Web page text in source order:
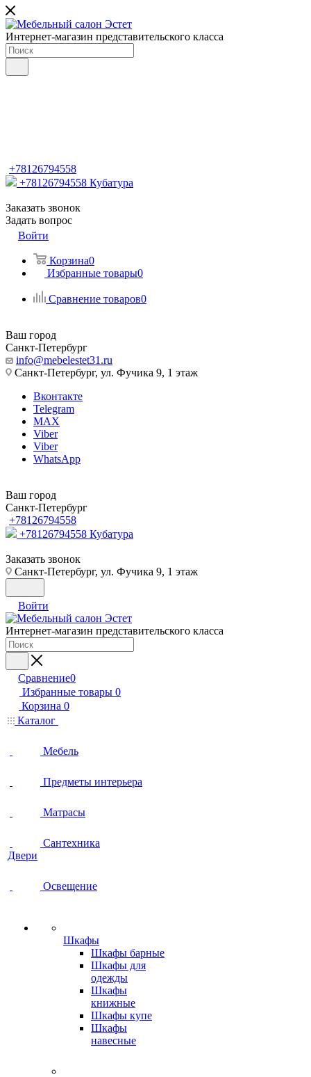
Интернет-магазин представительского класса
+78126794558
+78126794558 Кубатура
Заказать звонок
Задать вопрос
Войти
Корзина0
Избранные товары0
Сравнение товаров0
Ваш город
Санкт-Петербург
info@mebelestet31.ru
Санкт-Петербург, ул. Фучика 9, 1 этаж
Вконтакте
Telegram
MAX
Viber
Viber
WhatsApp
Ваш город
Санкт-Петербург
+78126794558
+78126794558 Кубатура
Заказать звонок
Санкт-Петербург, ул. Фучика 9, 1 этаж
Войти
Интернет-магазин представительского класса
Сравнение0
Избранные товары 0
Корзина 0
Каталог
Мебель
Предметы интерьера
Матрасы
Сантехника
Двери
Освещение
Шкафы
Шкафы барные
Шкафы для
одежды
Шкафы
книжные
Шкафы купе
Шкафы
навесные